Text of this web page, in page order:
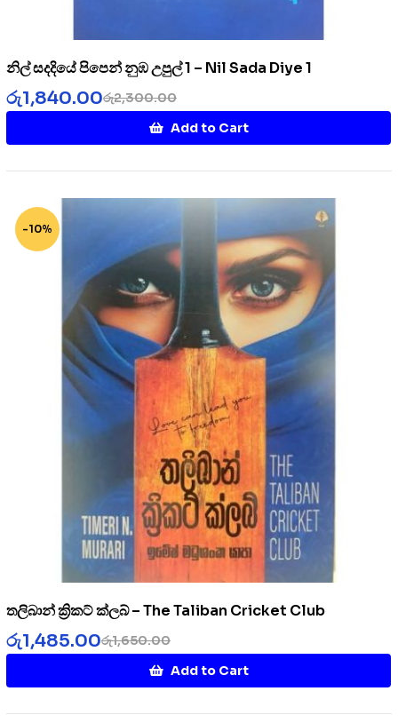
නිල් සදදියේ පිපෙන් නුඹ උපුල් 1 – Nil Sada Diye 1
රු2,300.00
රු1,840.00
Add to Cart
-10%
තලිබාන් ක්‍රිකට් ක්ලබ් – The Taliban Cricket Club
රු1,650.00
රු1,485.00
Add to Cart